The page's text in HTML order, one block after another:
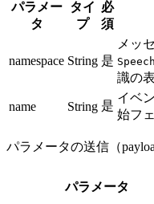
パラメー
タ
タイ
プ
必
須
namespace String 是
メッ
識の
name String 是
イベ
始フ
パラメータの送信（
パラメータ